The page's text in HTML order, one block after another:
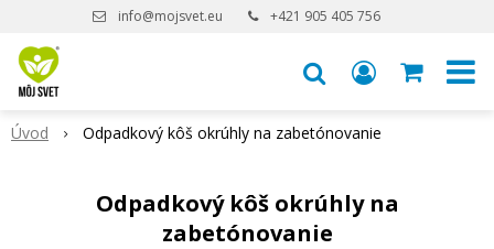
info@mojsvet.eu +421 905 405 756
Úvod Odpadkový kôš okrúhly na zabetónovanie
Odpadkový kôš okrúhly na
zabetónovanie